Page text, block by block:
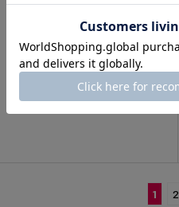
¥1,430
カートに入れる
1 2